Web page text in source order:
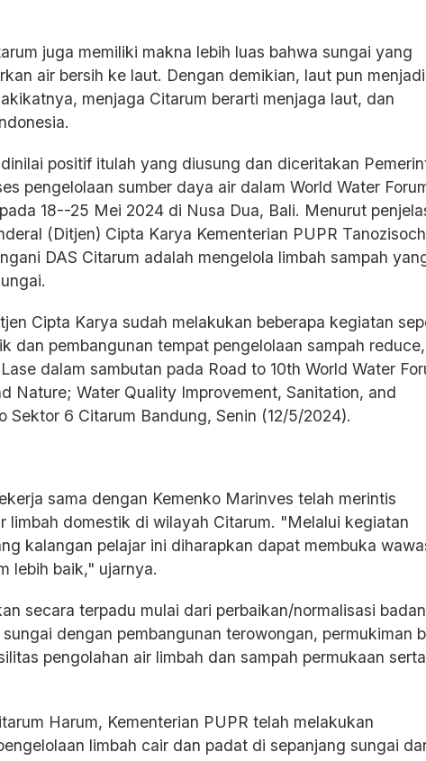
juga memiliki makna lebih luas bahwa sungai yang
air bersih ke laut. Dengan demikian, laut pun menjadi
menjaga Citarum berarti menjaga laut, dan
positif itulah yang diusung dan diceritakan
pengelolaan sumber daya air dalam World Water
18--25 Mei 2024 di Nusa Dua, Bali. Menurut
(Ditjen) Cipta Karya Kementerian PUPR
DAS Citarum adalah mengelola limbah sampah
Cipta Karya sudah melakukan beberapa kegiatan
dan pembangunan tempat pengelolaan sampah reduce,
dalam sambutan pada Road to 10th World Water
Nature; Water Quality Improvement, Sanitation, and
Sektor 6 Citarum Bandung, Senin (12/5/2024).
sama dengan Kemenko Marinves telah merintis
limbah domestik di wilayah Citarum. "Melalui kegiatan
kalangan pelajar ini diharapkan dapat membuka
lebih baik," ujarnya.
secara terpadu mulai dari perbaikan/normalisasi badan
dengan pembangunan terowongan, permukiman
pengolahan air limbah dan sampah permukaan serta
Harum, Kementerian PUPR telah melakukan
limbah cair dan padat di sepanjang sungai